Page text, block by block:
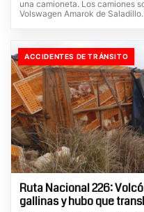
una camioneta. Los camiones
Volswagen Amarok de Saladillo.
ACCIDENTES DE TRÁNSITO
Ruta Nacional 226:
gallinas y hubo que